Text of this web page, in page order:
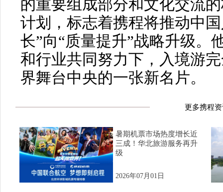
的重要组成部分和文化交流
计划，标志着携程将推动中
长”向“质量提升”战略升级。
和行业共同努力下，入境游
界舞台中央的一张新名片。
更多携程
暑期机票市场热度增长近
三成！华北旅游服务再升
级
2026年07月01日